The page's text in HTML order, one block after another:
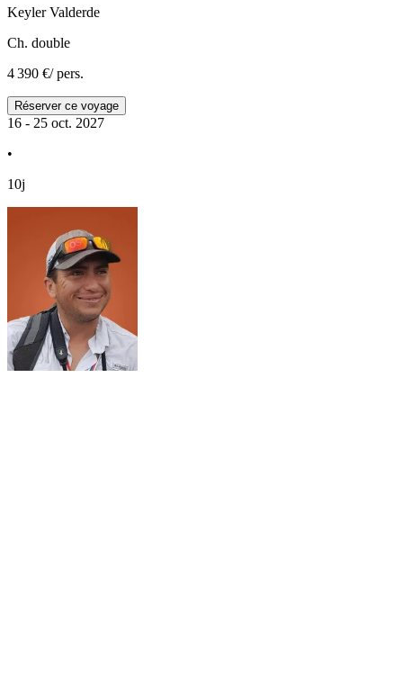
Keyler Valderde
Ch. double
4 390 €/ pers.
Réserver ce voyage
16 - 25 oct. 2027
•
10j